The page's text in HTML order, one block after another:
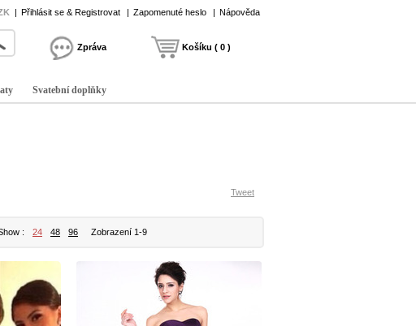
| Přihlásit se & Registrovat | Zapomenuté heslo | Nápověda
Zpráva Košíku ( 0 )
Svatební doplňky
Tweet
: 24 48 96 Zobrazení 1-9